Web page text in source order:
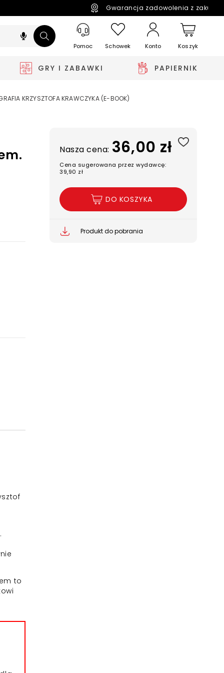
Gwarancja zadowolenia z
Pomoc Schowek Konto Koszyk
GRY I ZABAWKI PAPIERNIK
KRZYSZTOFA KRAWCZYKA (E-BOOK)
to
Nasza cena: 36,00 zł
Cena sugerowana przez wydawcę:
39,90 zł
DO KOSZYKA
Produkt do pobrania